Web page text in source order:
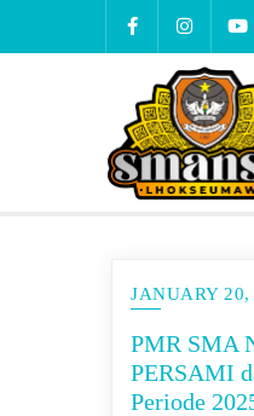
JANUARY 20,
PMR SMA
PERSAMI
Periode